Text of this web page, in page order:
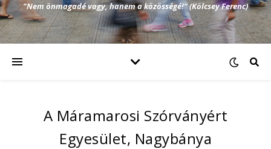
"Nem önmagadé vagy, hanem a közösségé!" (Kölcsey Ferenc)
A Máramarosi Szórványért
Egyesület, Nagybánya